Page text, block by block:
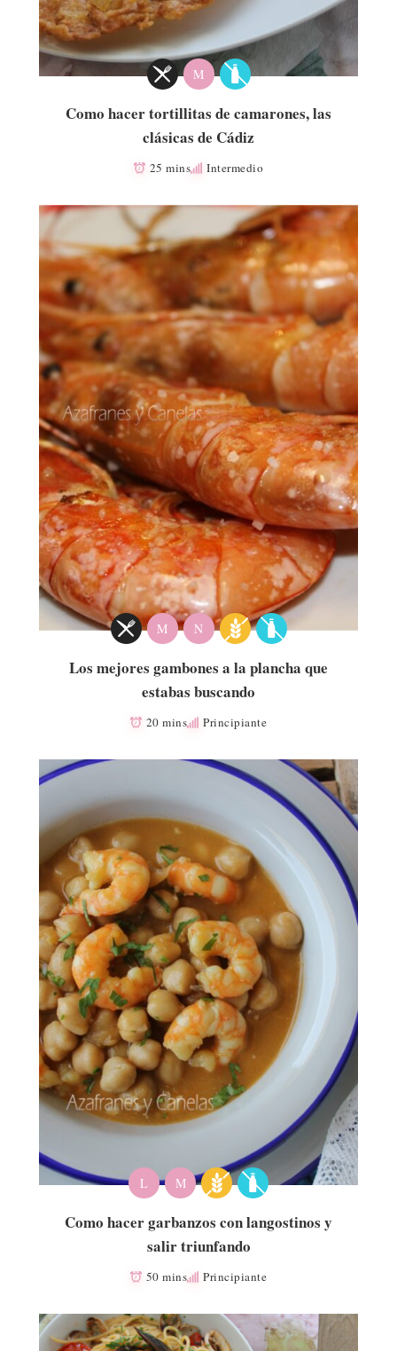
M
Como hacer tortillitas de camarones, las
clásicas de Cádiz
25 mins Intermedio
M N
Los mejores gambones a la plancha que
estabas buscando
20 mins Principiante
L M
Como hacer garbanzos con langostinos y
salir triunfando
50 mins Principiante